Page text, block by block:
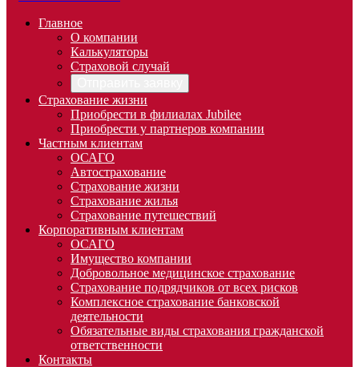
Главное
О компании
Калькуляторы
Страховой случай
Страхование жизни
Приобрести в филиалах Jubilee
Приобрести у партнеров компании
Частным клиентам
ОСАГО
Автострахование
Страхование жизни
Страхование жилья
Страхование путешествий
Корпоративным клиентам
ОСАГО
Имущество компании
Добровольное медицинское страхование
Страхование подрядчиков от всех рисков
Комплексное страхование банковской
деятельности
Обязательные виды страхования гражданской
ответственности
Контакты